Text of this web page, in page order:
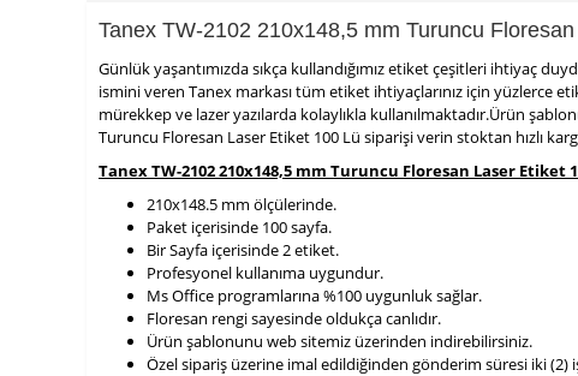
900 TL Üzeri Kargo Ücretsiz
Tanex TW-2102 210x148,5 mm Turuncu
Günlük yaşantımızda sıkça kullandığımız etiket çeşitleri ihtiyaç
ismini veren Tanex markası tüm etiket ihtiyaçlarınız için yüzlerce
mürekkep ve lazer yazılarda kolaylıkla kullanılmaktadır.Ürün
Turuncu Floresan Laser Etiket 100 Lü siparişi verin stoktan hızlı
Tanex TW-2102 210x148,5 mm Turuncu Floresan Laser Etiket
210x148.5 mm ölçülerinde.
Paket içerisinde 100 sayfa.
Bir Sayfa içerisinde 2 etiket.
Profesyonel kullanıma uygundur.
Ms Office programlarına %100 uygunluk sağlar.
Floresan rengi sayesinde oldukça canlıdır.
Ürün şablonunu web sitemiz üzerinden indirebilirsiniz.
Özel sipariş üzerine imal edildiğinden gönderim süresi iki (2)